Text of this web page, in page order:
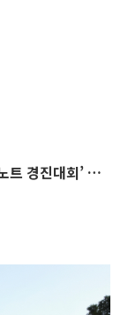
서울대 약대-삼성바이오에피스, ‘전자연구노트 경진대회’ 운영 협약 체결